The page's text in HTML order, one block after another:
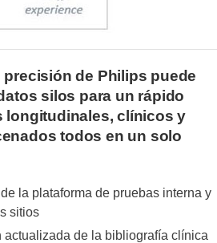
de Philips puede
silos para un rápido
longitudinales, clínicos y
todos en un solo
la plataforma de pruebas interna y
sitios
actualizada de la bibliografía clínica